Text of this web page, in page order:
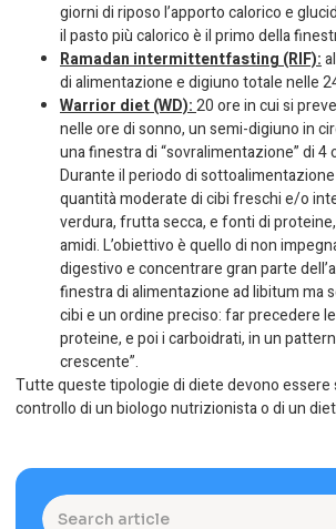
giorni di riposo l’apporto calorico e
il pasto più calorico è il primo della
Ramadan intermittentfasting (RIF):
di alimentazione e digiuno totale nelle
Warrior diet (WD):20 ore in cui si
nelle ore di sonno, un semi-digiuno in
una finestra di “sovralimentazione” di 4
Durante il periodo di
quantità moderate di cibi freschi e/o
verdura, frutta secca, e fonti di
amidi. L’obiettivo è quello di non
digestivo e concentrare gran parte
finestra di alimentazione ad libitum ma
cibi e un ordine preciso: far precedere
proteine, e poi i carboidrati, in un
crescente”.
Tutte queste tipologie di diete devono essere
controllo di un biologo nutrizionista o di un